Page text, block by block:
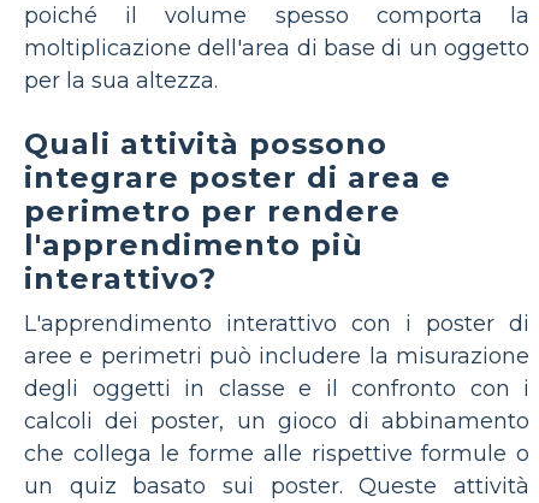
poiché il volume spesso comporta la
moltiplicazione dell'area di base di un oggetto
per la sua altezza.
Quali attività possono
integrare poster di area e
perimetro per rendere
l'apprendimento più
interattivo?
L'apprendimento interattivo con i poster di
aree e perimetri può includere la misurazione
degli oggetti in classe e il confronto con i
calcoli dei poster, un gioco di abbinamento
che collega le forme alle rispettive formule o
un quiz basato sui poster. Queste attività